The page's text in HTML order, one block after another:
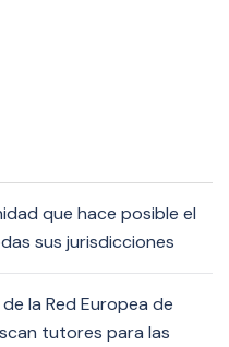
que hace posible el
sus jurisdicciones
la Red Europea de
tutores para las